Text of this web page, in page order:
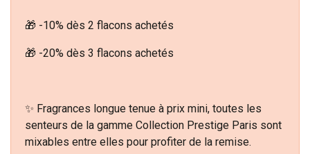
🎁 -10% dès 2 flacons achetés
🎁 -20% dès 3 flacons achetés
✨ Fragrances longue tenue à prix mini, toutes les
senteurs de la gamme Collection Prestige Paris sont
mixables entre elles pour profiter de la remise.